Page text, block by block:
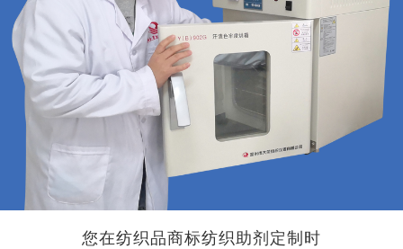
您在纺织品商标纺织助剂定制时